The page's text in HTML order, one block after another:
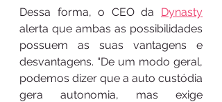
Dessa forma, o CEO da Dynasty
alerta que ambas as possibilidades
possuem as suas vantagens e
desvantagens. “De um modo geral,
podemos dizer que a auto custódia
gera autonomia, mas exige